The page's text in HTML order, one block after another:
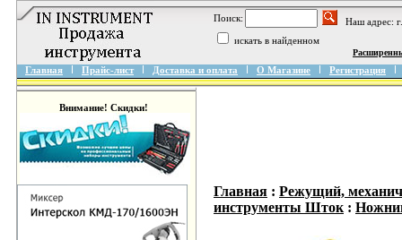
Поиск:
Наш адрес:
искать в найденном
Главная Прайс-лист Доставка и оплата О Магазине Регистрация
Внимание! Скидки!
Главная : Режущий,
инструменты Шток :